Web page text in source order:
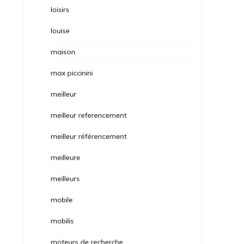
loisirs
louise
maison
max piccinini
meilleur
meilleur referencement
meilleur référencement
meilleure
meilleurs
mobile
mobilis